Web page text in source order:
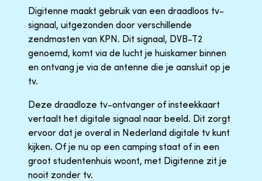
Digitenne maakt gebruik van een draadloos tv-
signaal, uitgezonden door verschillende
zendmasten van KPN. Dit signaal, DVB-T2
genoemd, komt via de lucht je huiskamer binnen
en ontvang je via de antenne die je aansluit op je
tv.
Deze draadloze tv-ontvanger of insteekkaart
vertaalt het digitale signaal naar beeld. Dit zorgt
ervoor dat je overal in Nederland digitale tv kunt
kijken. Of je nu op een camping staat of in een
groot studentenhuis woont, met Digitenne zit je
nooit zonder tv.